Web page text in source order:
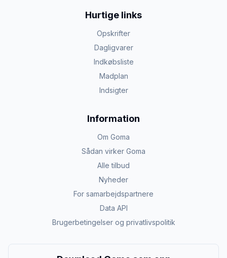
Hurtige links
Opskrifter
Dagligvarer
Indkøbsliste
Madplan
Indsigter
Information
Om Goma
Sådan virker Goma
Alle tilbud
Nyheder
For samarbejdspartnere
Data API
Brugerbetingelser og privatlivspolitik